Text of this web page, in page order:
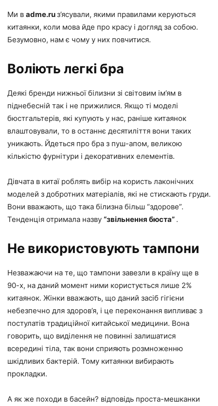
Ми в adme.ruз’ясували, якими правилами керуються
китаянки, коли мова йде про красу і догляд за собою.
Безумовно, нам є чому у них повчитися.
Воліють легкі бра
Деякі бренди нижньої білизни зі світовим ім’ям в
піднебесній так і не прижилися. Якщо ті моделі
бюстгальтерів, які купують у нас, раніше китаянок
влаштовували, то в останнє десятиліття вони таких
уникають. Йдеться про бра з пуш-апом, великою
кількістю фурнітури і декоративних елементів.
Дівчата в китаї роблять вибір на користь лаконічних
моделей з добротних матеріалів, які не стискають груди.
Вони вважають, що така білизна більш “здорове”.
Тенденція отримала назву “звільнення бюста” .
Не використовують тампони
Незважаючи на те, що тампони завезли в країну ще в
90-х, на даний момент ними користується лише 2%
китаянок. Жінки вважають, що даний засіб гігієни
небезпечно для здоров’я, і це переконання випливає з
постулатів традиційної китайської медицини. Вона
говорить, що виділення не повинні залишатися
всередині тіла, так вони сприяють розмноженню
шкідливих бактерій. Тому китаянки вибирають
прокладки.
А як же походи в басейн? відповідь проста-мешканки